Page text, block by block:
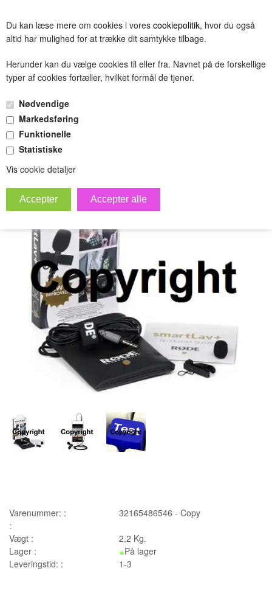
Du kan læse mere om cookies i vores cookiepolitik, hvor du også
altid har mulighed for at trække dit samtykke tilbage.
Herunder kan du vælge cookies til eller fra. Navnet på de forskellige
typer af cookies fortæller, hvilket formål de tjener.
Nødvendige
Markedsføring
Funktionelle
Statistiske
Vis cookie detaljer
(0.00 DKK)
michaelogmortentester
Forside»test gruppe
Varenummer: :
32165486546 - Copy
:
Vægt :
2,2 Kg.
Lager :
På lager
Leveringstid: :
1-3